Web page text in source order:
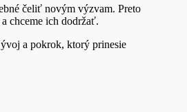
čeliť novým výzvam. Preto
chceme ich dodržať.
a pokrok, ktorý prinesie